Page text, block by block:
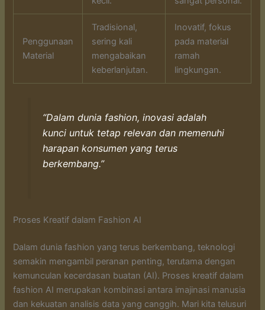
Penggunaan
Material
Tradisional,
sering kali
mengabaikan
keberlanjutan.
Inovatif, fokus
pada material
ramah
lingkungan.
“Dalam dunia fashion, inovasi adalah
kunci untuk tetap relevan dan memenuhi
harapan konsumen yang terus
berkembang.”
Proses Kreatif dalam Fashion AI
Dalam dunia fashion yang terus berkembang, teknologi
semakin mengambil peranan penting, terutama dengan
kemunculan kecerdasan buatan (AI). Proses kreatif dalam
fashion AI merupakan kombinasi antara imajinasi manusia
dan kekuatan analisis data yang canggih. Mari kita telusuri